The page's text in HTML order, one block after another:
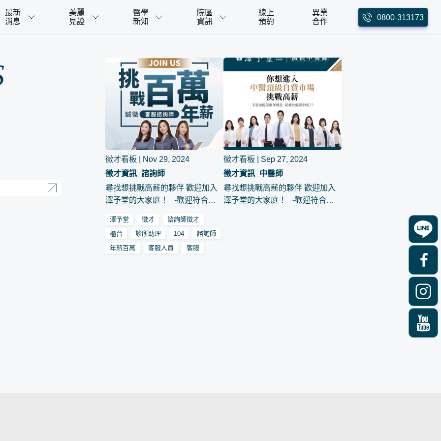
最新
消息
美麗
見證
醫學
新知
院區
資訊
線上
預約
異業
合作
0800-313173
徵才看板 | Nov 29, 2024
徵才資訊_諮詢師
尋找想挑戰高薪的夥伴 歡迎加入
澤予堂的大家庭！ -歡迎符合職
歷- 期待您的加入! ． 104職缺
內容，歡迎投履歷：診所助...
澤予堂 徵才
諮詢師徵才
櫃台
診所助理 104
諮詢師
年薪百萬
客服人員 客服
徵才看板 | Sep 27, 2024
徵才資訊_中醫師
尋找想挑戰高薪的夥伴 歡迎加入
澤予堂的大家庭！ -歡迎符合職